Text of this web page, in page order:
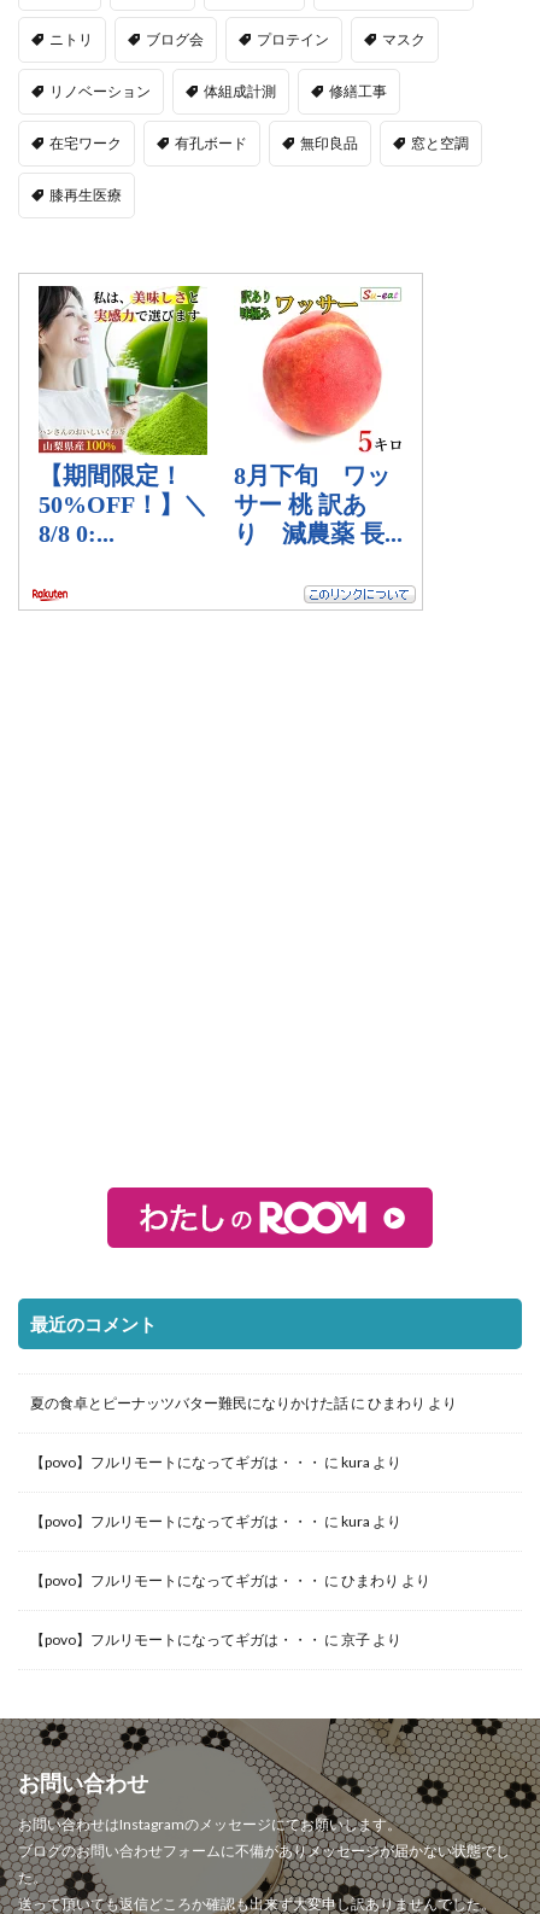
ニトリ ブログ会 プロテイン マスク
リノベーション 体組成計測 修繕工事
在宅ワーク 有孔ボード 無印良品 窓と空調
膝再生医療
最近のコメント
夏の食卓とピーナッツバター難民になりかけた話 に ひまわり より
【povo】フルリモートになってギガは・・・ に kura より
【povo】フルリモートになってギガは・・・ に kura より
【povo】フルリモートになってギガは・・・ に ひまわり より
【povo】フルリモートになってギガは・・・ に 京子 より
お問い合わせ
お問い合わせはInstagramのメッセージにてお願いします。
ブログのお問い合わせフォームに不備がありメッセージが届かない状態でし
た。
送って頂いても返信どころか確認も出来ず大変申し訳ありませんでした。